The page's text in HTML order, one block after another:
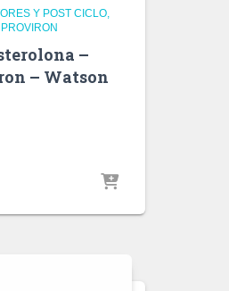
Y POST CICLO
PROVIRON
–
– Watson